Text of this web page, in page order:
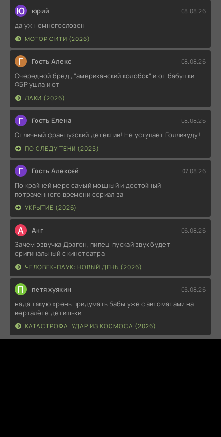
Ю юрий 08.08.26
да уж немногословен
МОТОР СИТИ (2026)
Г Гость Алекс 08.08.26
Очередной бред , "американский колобок" и от бабушки
ФБР ушла и от
ЛАКИ (2026)
Г Гость Елена 08.08.26
Отличный французский детектив! Не уступает Голливуду!
ПО СЛЕДУ ТЕНИ (2025)
Г Гость Алексей 07.08.26
По крайней мере самый мощный и достойный
потраченного времени сериал за
УКРЫТИЕ (2026)
А Анг 06.08.26
Зачем озвучка Драгон, пипец, пускай звук будет
оригинальный с кинотеатра
ЧЕЛОВЕК-ПАУК: НОВЫЙ ДЕНЬ (2026)
П петя хуякин 05.08.26
нада такую хрень придумать бабы уже с автоматами на
верталёте детишьки
КАТАСТРОФА. УДАР ИЗ КОСМОСА (2026)